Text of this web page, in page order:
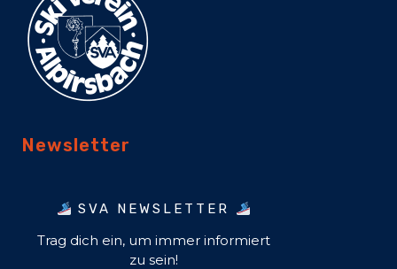
Newsletter
SVA NEWSLETTER
Trag dich ein, um immer informiert
zu sein!